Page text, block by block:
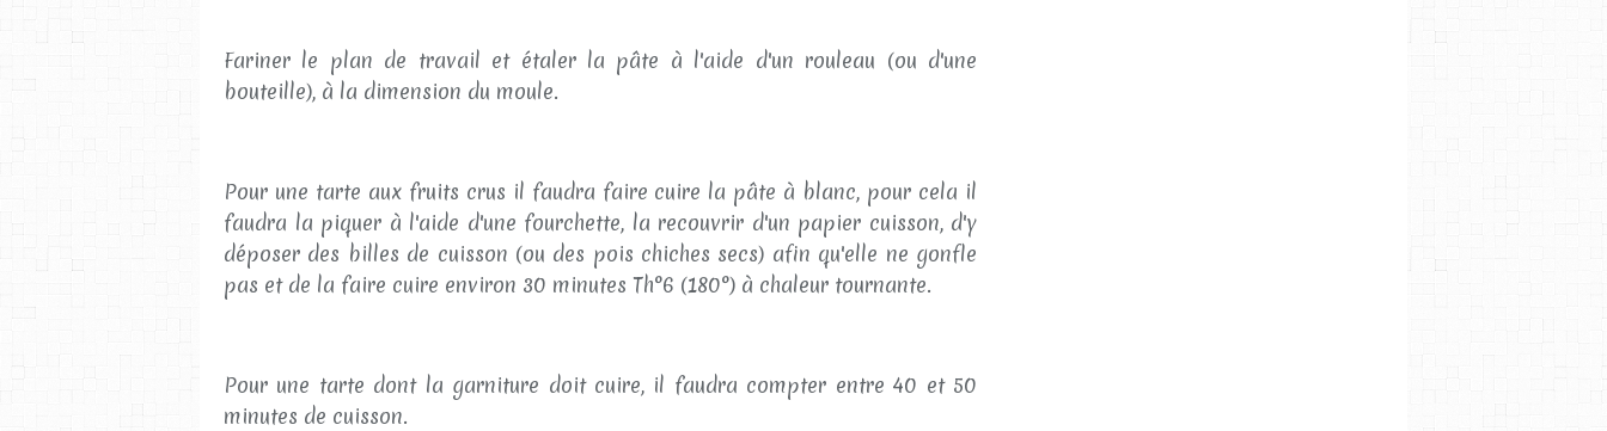
Fariner le plan de travail et étaler la pâte à l'aide d'un rouleau (ou d'une
bouteille), à la dimension du moule.
Pour une tarte aux fruits crus il faudra faire cuire la pâte à blanc, pour cela il
faudra la piquer à l'aide d'une fourchette, la recouvrir d'un papier cuisson, d'y
déposer des billes de cuisson (ou des pois chiches secs) afin qu'elle ne gonfle
pas et de la faire cuire environ 30 minutes Th°6 (180°) à chaleur tournante.
Pour une tarte dont la garniture doit cuire, il faudra compter entre 40 et 50
minutes de cuisson.